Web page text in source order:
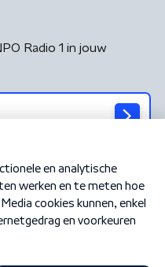
Radio 1 in jouw